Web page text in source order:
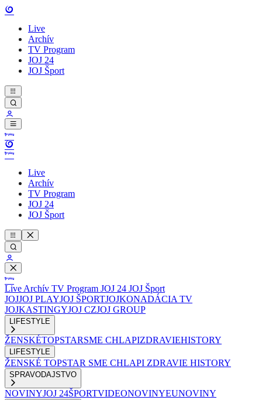
Live
Archív
TV Program
JOJ 24
JOJ Šport
Live
Archív
TV Program
JOJ 24
JOJ Šport
Live Archív TV Program JOJ 24 JOJ Šport
JOJJOJ PLAYJOJ ŠPORTJOJKONADÁCIA TV
JOJKASTINGYJOJ CZJOJ GROUP
LIFESTYLE
ŽENSKÉTOPSTARSME CHLAPIZDRAVIEHISTORY
LIFESTYLE
ŽENSKÉ TOPSTAR SME CHLAPI ZDRAVIE HISTORY
SPRAVODAJSTVO
NOVINYJOJ 24ŠPORTVIDEONOVINYEUNOVINY